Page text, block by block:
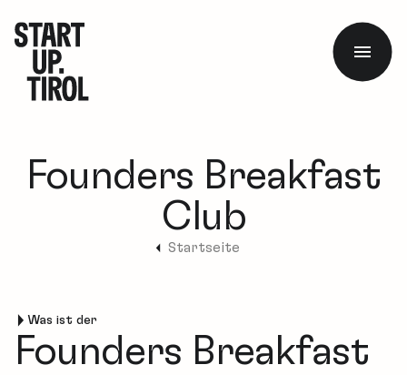
Founders Breakfast
Club
Startseite
Was ist der
Founders Breakfast